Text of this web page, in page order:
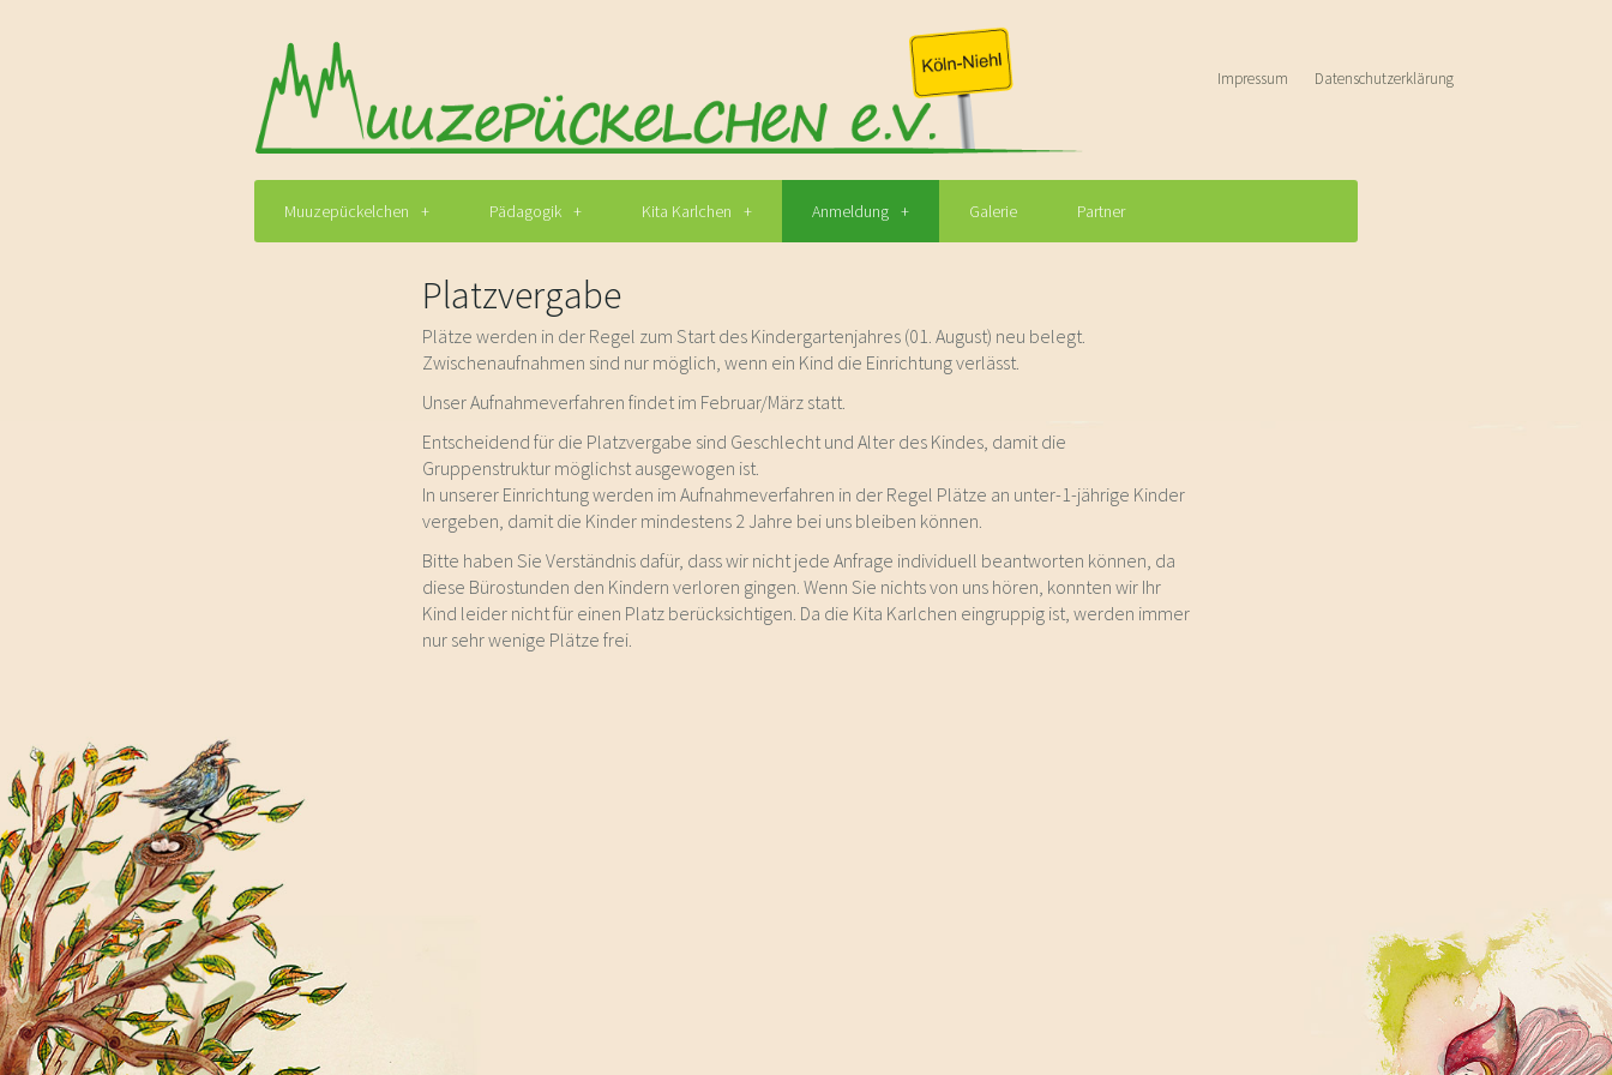
Impressum Datenschutzerklärung
Muuzepückelchen Pädagogik Kita Karlchen Anmeldung Galerie Partner
Platzvergabe
Plätze werden in der Regel zum Start des Kindergartenjahres (01. August) neu belegt.
Zwischenaufnahmen sind nur möglich, wenn ein Kind die Einrichtung verlässt.
Unser Aufnahmeverfahren findet im Februar/März statt.
Entscheidend für die Platzvergabe sind Geschlecht und Alter des Kindes, damit die
Gruppenstruktur möglichst ausgewogen ist.
In unserer Einrichtung werden im Aufnahmeverfahren in der Regel Plätze an unter-1-jährige Kinder
vergeben, damit die Kinder mindestens 2 Jahre bei uns bleiben können.
Bitte haben Sie Verständnis dafür, dass wir nicht jede Anfrage individuell beantworten können, da
diese Bürostunden den Kindern verloren gingen. Wenn Sie nichts von uns hören, konnten wir Ihr
Kind leider nicht für einen Platz berücksichtigen. Da die Kita Karlchen eingruppig ist, werden immer
nur sehr wenige Plätze frei.